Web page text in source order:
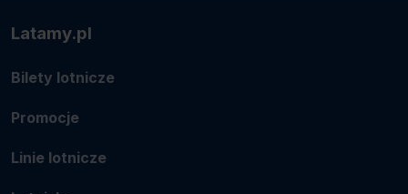
Latamy.pl
Bilety lotnicze
Promocje
Linie lotnicze